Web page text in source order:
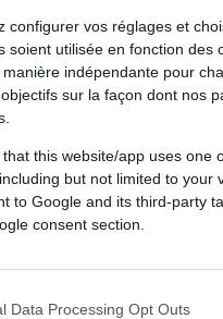
configurer vos réglages et
soient utilisée en fonction des
indépendante pour
sur la façon dont nos
that this website/app uses
but not limited to your
to Google and its third-party
consent section.
Data Processing Opt Outs